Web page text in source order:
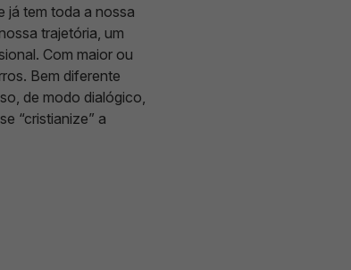
já tem toda a nossa
trajetória, um
Com maior ou
Bem diferente
de modo dialógico,
“cristianize” a